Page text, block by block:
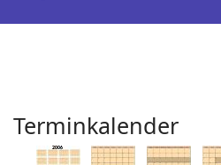
Terminkalender